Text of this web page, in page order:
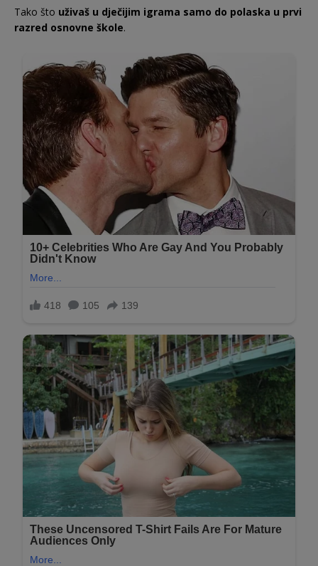
Tako što uživaš u dječijim igrama samo do polaska u prvi
razred osnovne škole.